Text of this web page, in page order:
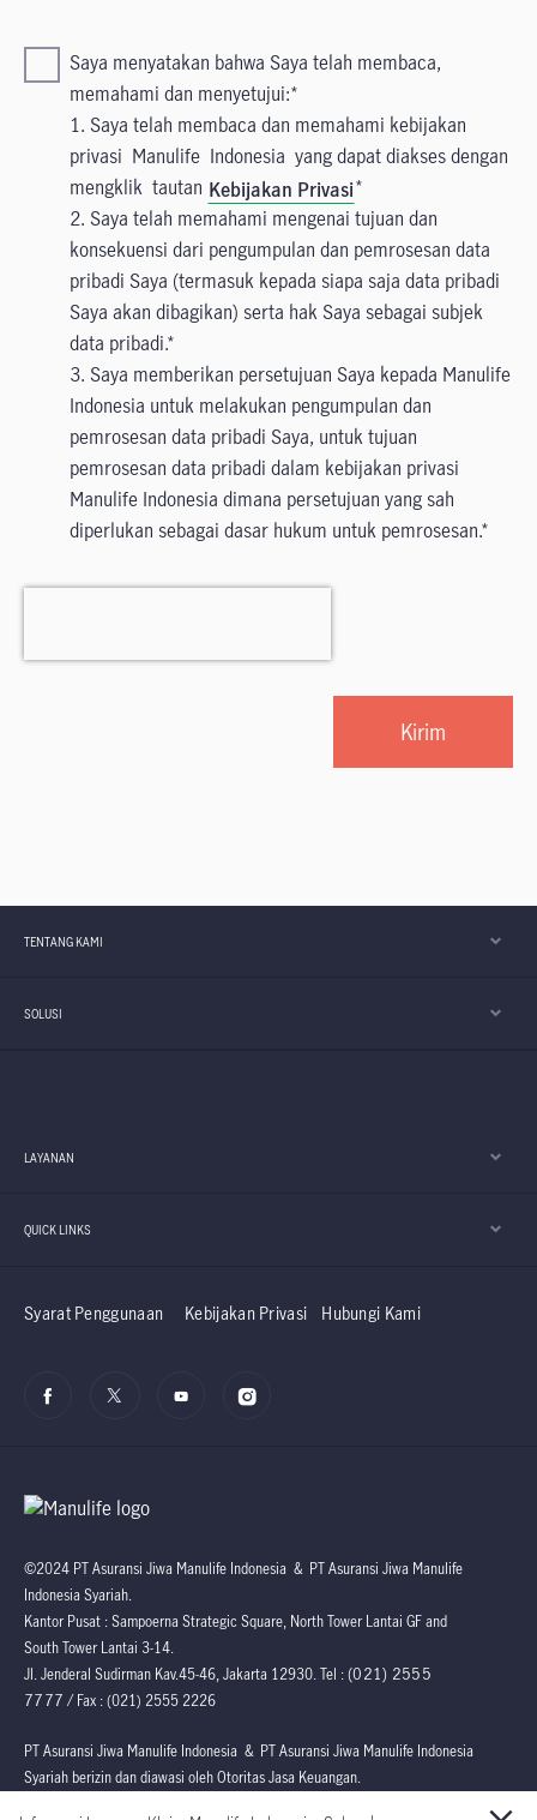
Saya menyatakan bahwa Saya telah membaca,
memahami dan menyetujui:
1. Saya telah membaca dan memahami kebijakan
privasi Manulife Indonesia yang dapat diakses dengan
mengklik tautan Kebijakan Privasi
2. Saya telah memahami mengenai tujuan dan
konsekuensi dari pengumpulan dan pemrosesan data
pribadi Saya (termasuk kepada siapa saja data pribadi
Saya akan dibagikan) serta hak Saya sebagai subjek
data pribadi.
3. Saya memberikan persetujuan Saya kepada Manulife
Indonesia untuk melakukan pengumpulan dan
pemrosesan data pribadi Saya, untuk tujuan
pemrosesan data pribadi dalam kebijakan privasi
Manulife Indonesia dimana persetujuan yang sah
diperlukan sebagai dasar hukum untuk pemrosesan.
TENTANG KAMI
SOLUSI
LAYANAN
QUICK LINKS
Syarat Penggunaan Kebijakan Privasi Hubungi Kami
©2024 PT Asuransi Jiwa Manulife Indonesia & PT Asuransi Jiwa Manulife
Indonesia Syariah.
Kantor Pusat : Sampoerna Strategic Square, North Tower Lantai GF and
South Tower Lantai 3-14.
Jl. Jenderal Sudirman Kav.45-46, Jakarta 12930. Tel :(021) 2555
7777 / Fax : (021) 2555 2226
PT Asuransi Jiwa Manulife Indonesia & PT Asuransi Jiwa Manulife Indonesia
Syariah berizin dan diawasi oleh Otoritas Jasa Keuangan.